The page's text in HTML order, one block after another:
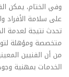
وفي الختام، يمكن
على سلامة الأفراد
تحدث نتيجة لعدمة
متخصصة ومؤهلة
من أن الفنيين
الخدمات بمهنية